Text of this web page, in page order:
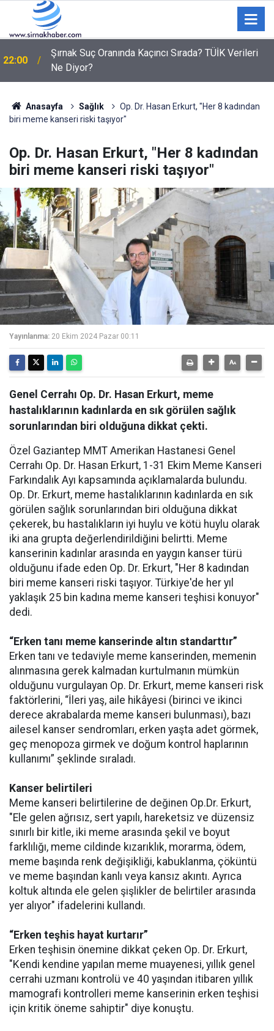
21:19 Komşusunu öldürüp evini ve aracını ateşe verdi
Anasayfa Sağlık
Op. Dr. Hasan Erkurt, "Her 8 kadından
biri meme kanseri riski taşıyor"
Op. Dr. Hasan Erkurt, "Her 8 kadından
biri meme kanseri riski taşıyor"
Yayınlanma: 20 Ekim 2024 Pazar 00:11
Genel Cerrahı Op. Dr. Hasan Erkurt, meme
hastalıklarının kadınlarda en sık görülen sağlık
sorunlarından biri olduğuna dikkat çekti.
Özel Gaziantep MMT Amerikan Hastanesi Genel
Cerrahı Op. Dr. Hasan Erkurt, 1-31 Ekim Meme Kanseri
Farkındalık Ayı kapsamında açıklamalarda bulundu.
Op. Dr. Erkurt, meme hastalıklarının kadınlarda en sık
görülen sağlık sorunlarından biri olduğuna dikkat
çekerek, bu hastalıkların iyi huylu ve kötü huylu olarak
iki ana grupta değerlendirildiğini belirtti. Meme
kanserinin kadınlar arasında en yaygın kanser türü
olduğunu ifade eden Op. Dr. Erkurt, "Her 8 kadından
biri meme kanseri riski taşıyor. Türkiye'de her yıl
yaklaşık 25 bin kadına meme kanseri teşhisi konuyor"
dedi.
“Erken tanı meme kanserinde altın standarttır”
Erken tanı ve tedaviyle meme kanserinden, memenin
alınmasına gerek kalmadan kurtulmanın mümkün
olduğunu vurgulayan Op. Dr. Erkurt, meme kanseri risk
faktörlerini, “İleri yaş, aile hikâyesi (birinci ve ikinci
derece akrabalarda meme kanseri bulunması), bazı
ailesel kanser sendromları, erken yaşta adet görmek,
geç menopoza girmek ve doğum kontrol haplarının
kullanımı” şeklinde sıraladı.
Kanser belirtileri
Meme kanseri belirtilerine de değinen Op.Dr. Erkurt,
"Ele gelen ağrısız, sert yapılı, hareketsiz ve düzensiz
sınırlı bir kitle, iki meme arasında şekil ve boyut
farklılığı, meme cildinde kızarıklık, morarma, ödem,
meme başında renk değişikliği, kabuklanma, çöküntü
ve meme başından kanlı veya kansız akıntı. Ayrıca
koltuk altında ele gelen şişlikler de belirtiler arasında
yer alıyor" ifadelerini kullandı.
“Erken teşhis hayat kurtarır”
Erken teşhisin önemine dikkat çeken Op. Dr. Erkurt,
"Kendi kendine yapılan meme muayenesi, yıllık genel
cerrahi uzmanı kontrolü ve 40 yaşından itibaren yıllık
mamografi kontrolleri meme kanserinin erken teşhisi
için kritik öneme sahiptir" diye konuştu.